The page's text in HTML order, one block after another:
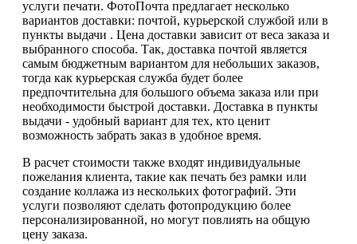
услуги печати. ФотоПочта предлагает несколько
вариантов доставки: почтой, курьерской службой или в
пункты выдачи . Цена доставки зависит от веса заказа и
выбранного способа. Так, доставка почтой является
самым бюджетным вариантом для небольших заказов,
тогда как курьерская служба будет более
предпочтительна для большого объема заказа или при
необходимости быстрой доставки. Доставка в пункты
выдачи - удобный вариант для тех, кто ценит
возможность забрать заказ в удобное время.
В расчет стоимости также входят индивидуальные
пожелания клиента, такие как печать без рамки или
создание коллажа из нескольких фотографий. Эти
услуги позволяют сделать фотопродукцию более
персонализированной, но могут повлиять на общую
цену заказа.